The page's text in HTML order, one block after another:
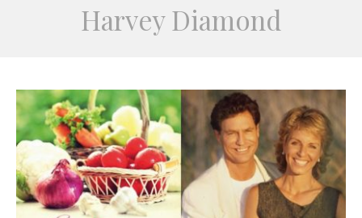
Harvey Diamond